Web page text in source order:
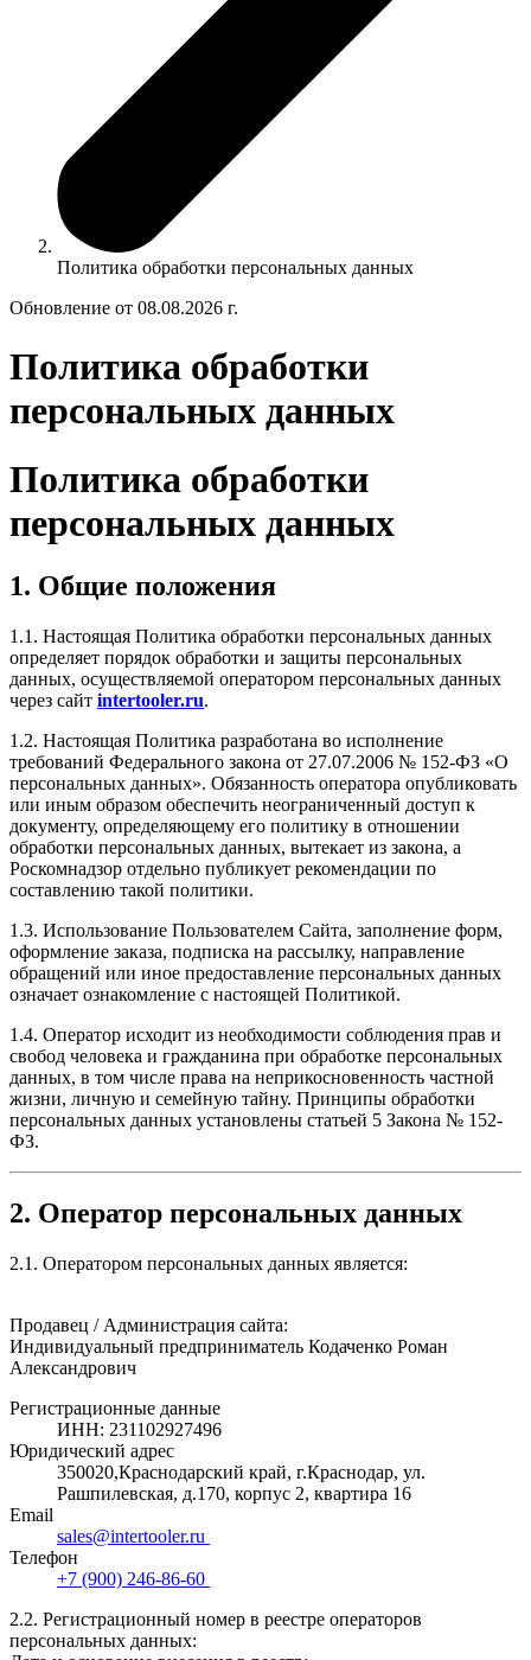
Политика обработки персональных данных
Обновление от 08.08.2026 г.
Политика обработки
персональных данных
Политика обработки
персональных данных
1. Общие положения
1.1. Настоящая Политика обработки персональных данных
определяет порядок обработки и защиты персональных
данных, осуществляемой оператором персональных данных
через сайт intertooler.ru.
1.2. Настоящая Политика разработана во исполнение
требований Федерального закона от 27.07.2006 № 152-ФЗ «О
персональных данных». Обязанность оператора опубликовать
или иным образом обеспечить неограниченный доступ к
документу, определяющему его политику в отношении
обработки персональных данных, вытекает из закона, а
Роскомнадзор отдельно публикует рекомендации по
составлению такой политики.
1.3. Использование Пользователем Сайта, заполнение форм,
оформление заказа, подписка на рассылку, направление
обращений или иное предоставление персональных данных
означает ознакомление с настоящей Политикой.
1.4. Оператор исходит из необходимости соблюдения прав и
свобод человека и гражданина при обработке персональных
данных, в том числе права на неприкосновенность частной
жизни, личную и семейную тайну. Принципы обработки
персональных данных установлены статьей 5 Закона № 152-
ФЗ.
2. Оператор персональных данных
2.1. Оператором персональных данных является:
Продавец / Администрация сайта:
Индивидуальный предприниматель Кодаченко Роман
Александрович
Регистрационные данные
ИНН: 231102927496
Юридический адрес
350020,Краснодарский край, г.Краснодар, ул.
Рашпилевская, д.170, корпус 2, квартира 16
Email
sales@intertooler.ru
Телефон
+7 (900) 246-86-60
2.2. Регистрационный номер в реестре операторов
персональных данных: